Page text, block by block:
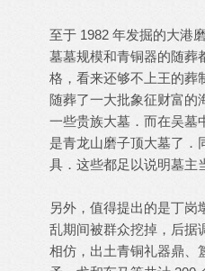
至于 1982 年发掘的大港
墓墓规模和青铜器的随葬
格，看来还够不上王的葬
随葬了一大批象征财富的
一些贵族大墓．而在吴墓
是青龙山磨子顶大墓了．
具．这些都足以说明墓主
另外，值得提出的是丁岗
乱期间被群众挖掉，后据
相仿，出土青铜礼器鼎、